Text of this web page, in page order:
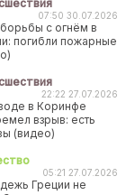
07:50 30.07.2026
с огнём в
погибли пожарные
22:22 27.07.2026
в Коринфе
взрыв: есть
(видео)
05:21 27.07.2026
Греции не